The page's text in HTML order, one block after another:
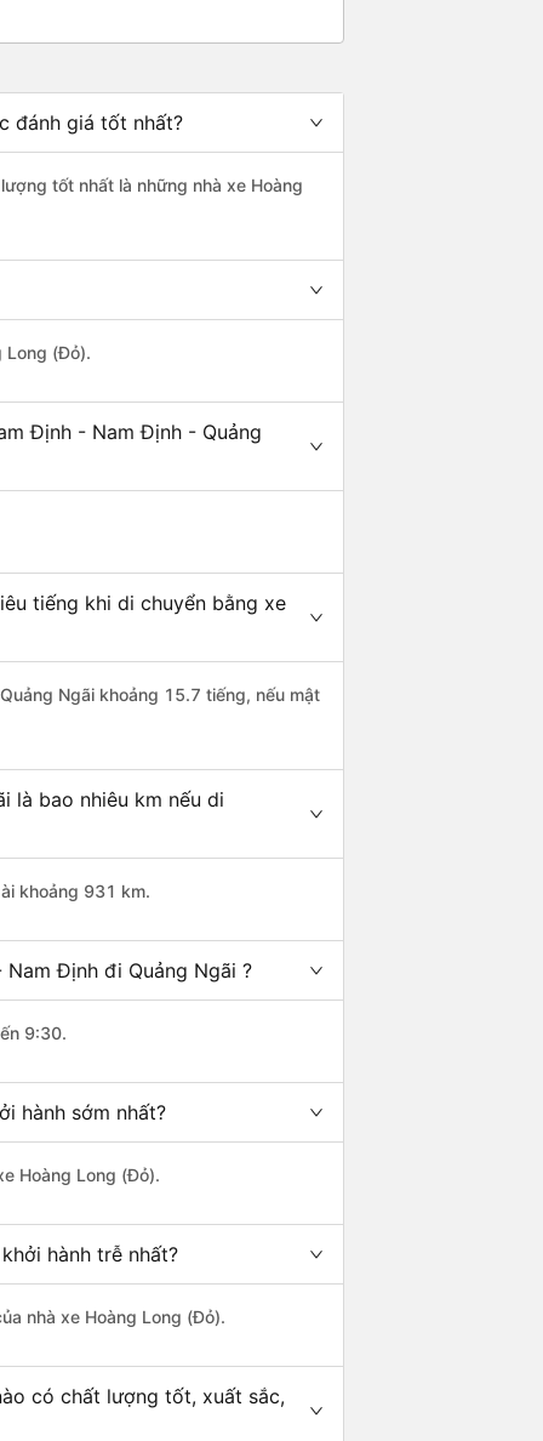
đánh giá tốt nhất?
tốt nhất là những nhà xe Hoàng
Long (Đỏ).
Định - Nam Định - Quảng
tiếng khi di chuyển bằng xe
Ngãi khoảng 15.7 tiếng, nếu mật
là bao nhiêu km nếu di
khoảng 931 km.
Định đi Quảng Ngãi ?
9:30.
hành sớm nhất?
Hoàng Long (Đỏ).
hành trễ nhất?
nhà xe Hoàng Long (Đỏ).
có chất lượng tốt, xuất sắc,